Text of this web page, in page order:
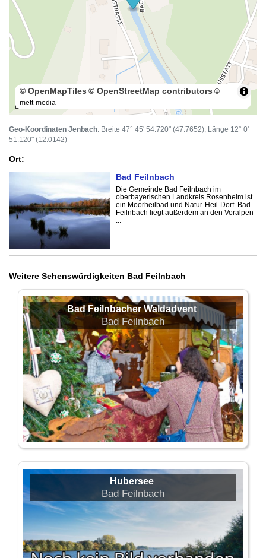
100 m
© OpenMapTiles © OpenStreetMap contributors ©
mett-media
Geo-Koordinaten Jenbach: Breite 47° 45' 54.720" (47.7652), Länge 12° 0'
51.120" (12.0142)
Ort:
Bad Feilnbach
Die Gemeinde Bad Feilnbach im
oberbayerischen Landkreis Rosenheim ist
ein Moorheilbad und Natur-Heil-Dorf. Bad
Feilnbach liegt außerdem an den Voralpen
...
Weitere Sehenswürdigkeiten Bad Feilnbach
Bad Feilnbacher Waldadvent
Bad Feilnbach
Hubersee
Bad Feilnbach